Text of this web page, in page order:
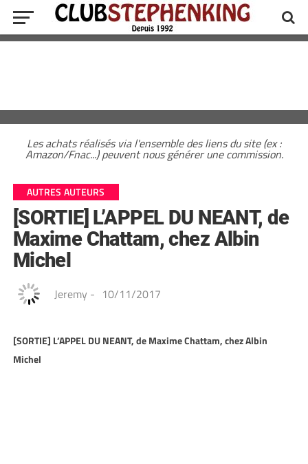
Les achats réalisés via l'ensemble des liens du site (ex :
Amazon/Fnac...) peuvent nous générer une commission.
AUTRES AUTEURS
[SORTIE] L’APPEL DU NEANT, de
Maxime Chattam, chez Albin
Michel
Jeremy - 10/11/2017
[SORTIE] L’APPEL DU NEANT, de Maxime Chattam, chez Albin
Michel